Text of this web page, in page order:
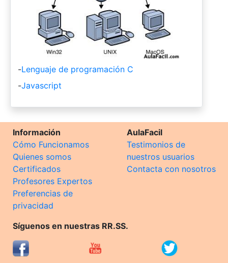
-Lenguaje de programación C
-Javascript
Información
Cómo Funcionamos
Quienes somos
Certificados
Profesores Expertos
Preferencias de
privacidad
AulaFacil
Testimonios de
nuestros usuarios
Contacta con nosotros
Síguenos en nuestras RR.SS.